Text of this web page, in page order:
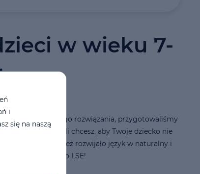
w wieku 7-
szukają najlepszego rozwiązania, przygotowaliśmy
letni mini-obóz. Jeśli chcesz, aby Twoje dziecko nie
poziom, ale również rozwijało język w naturalny i
- zapraszamy do LSE!
i
się na naszą